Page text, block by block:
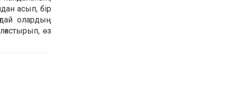
асып, бір
олардың
өз